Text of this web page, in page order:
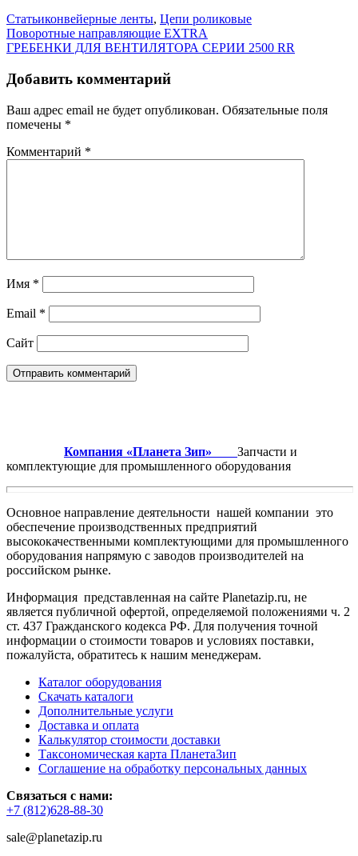
Статьиконвейерные ленты, Цепи роликовые
Навигация
по
записям
Поворотные направляющие EXTRA
ГРЕБЕНКИ ДЛЯ ВЕНТИЛЯТОРА СЕРИИ 2500 RR
Добавить комментарий
Ваш адрес email не будет опубликован. Обязательные поля
помечены *
Комментарий *
Имя *
Email *
Сайт
Компания «Планета Зип» Запчасти и
комплектующие для промышленного оборудования
Основное направление деятельности нашей компании это
обеспечение производственных предприятий
высококачественными комплектующими для промышленного
оборудования напрямую с заводов производителей на
российском рынке.
Информация представленная на сайте Planetazip.ru, не
является публичной офертой, определяемой положениями ч. 2
ст. 437 Гражданского кодекса РФ. Для получения точной
информации о стоимости товаров и условиях поставки,
пожалуйста, обратитесь к нашим менеджерам.
Каталог оборудования
Скачать каталоги
Дополнительные услуги
Доставка и оплата
Калькулятор стоимости доставки
Таксономическая карта ПланетаЗип
Соглашение на обработку персональных данных
Связаться с нами:
+7 (812)628-88-30
sale@planetazip.ru